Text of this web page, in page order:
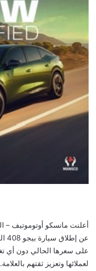
أعلنت مانسكو أوتوموتيف –
على سعرها الحالي دون أي
لعملائها وتعزيز ثقتهم